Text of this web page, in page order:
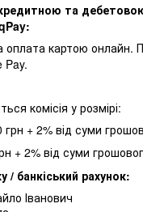
та
оплата картою онлайн.
Pay.
комісія у розмірі:
+ 2% від суми
+ 2% від суми
/ банкіський рахунок:
Іванович